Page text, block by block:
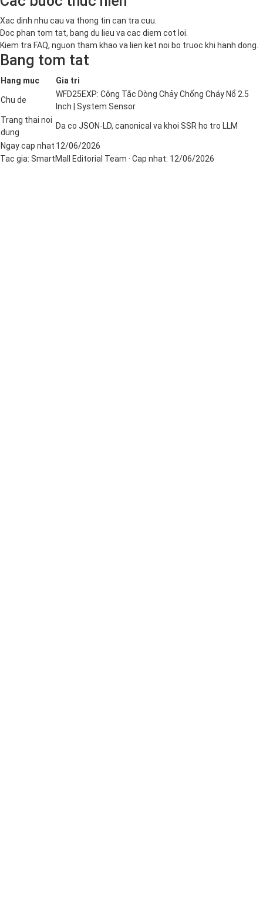
Xac dinh nhu cau va thong tin can tra cuu.
Doc phan tom tat, bang du lieu va cac diem cot loi.
Kiem tra FAQ, nguon tham khao va lien ket noi bo truoc khi hanh dong.
Bang tom tat
Hang muc Gia tri
Chu de
WFD25EXP: Công Tắc Dòng Chảy Chống Cháy Nổ 2.5
Inch | System Sensor
Trang thai noi
dung
Da co JSON-LD, canonical va khoi SSR ho tro LLM
Ngay cap nhat 12/06/2026
Tac gia: SmartMall Editorial Team · Cap nhat: 12/06/2026